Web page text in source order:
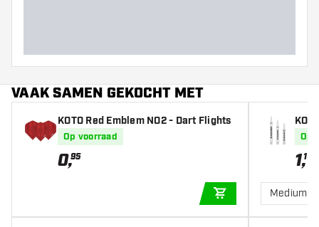
VAAK SAMEN GEKOCHT MET
KOTO Red Emblem NO2 - Dart Flights
Op voorraad
0,95
IN WINKELWAGEN
Op
1,19
Medium